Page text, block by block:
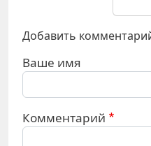
Добавить
Ваше имя
Комментарий